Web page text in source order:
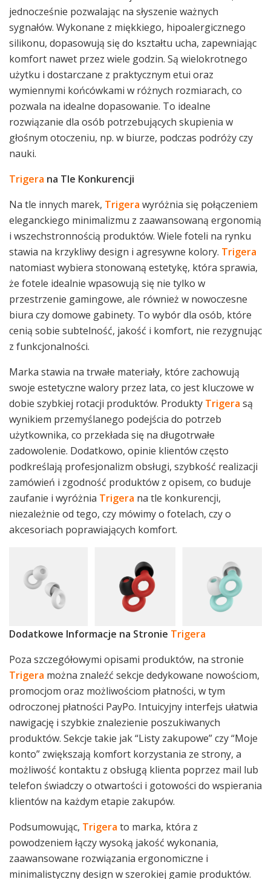
jednocześnie pozwalając na słyszenie ważnych
sygnałów. Wykonane z miękkiego, hipoalergicznego
silikonu, dopasowują się do kształtu ucha, zapewniając
komfort nawet przez wiele godzin. Są wielokrotnego
użytku i dostarczane z praktycznym etui oraz
wymiennymi końcówkami w różnych rozmiarach, co
pozwala na idealne dopasowanie. To idealne
rozwiązanie dla osób potrzebujących skupienia w
głośnym otoczeniu, np. w biurze, podczas podróży czy
nauki.
Trigera na Tle Konkurencji
Na tle innych marek, Trigera wyróżnia się połączeniem
eleganckiego minimalizmu z zaawansowaną ergonomią
i wszechstronnością produktów. Wiele foteli na rynku
stawia na krzykliwy design i agresywne kolory. Trigera
natomiast wybiera stonowaną estetykę, która sprawia,
że fotele idealnie wpasowują się nie tylko w
przestrzenie gamingowe, ale również w nowoczesne
biura czy domowe gabinety. To wybór dla osób, które
cenią sobie subtelność, jakość i komfort, nie rezygnując
z funkcjonalności.
Marka stawia na trwałe materiały, które zachowują
swoje estetyczne walory przez lata, co jest kluczowe w
dobie szybkiej rotacji produktów. Produkty Trigera są
wynikiem przemyślanego podejścia do potrzeb
użytkownika, co przekłada się na długotrwałe
zadowolenie. Dodatkowo, opinie klientów często
podkreślają profesjonalizm obsługi, szybkość realizacji
zamówień i zgodność produktów z opisem, co buduje
zaufanie i wyróżnia Trigera na tle konkurencji,
niezależnie od tego, czy mówimy o fotelach, czy o
akcesoriach poprawiających komfort.
Dodatkowe Informacje na Stronie Trigera
Poza szczegółowymi opisami produktów, na stronie
Trigera można znaleźć sekcje dedykowane nowościom,
promocjom oraz możliwościom płatności, w tym
odroczonej płatności PayPo. Intuicyjny interfejs ułatwia
nawigację i szybkie znalezienie poszukiwanych
produktów. Sekcje takie jak “Listy zakupowe” czy “Moje
konto” zwiększają komfort korzystania ze strony, a
możliwość kontaktu z obsługą klienta poprzez mail lub
telefon świadczy o otwartości i gotowości do wspierania
klientów na każdym etapie zakupów.
Podsumowując, Trigera to marka, która z
powodzeniem łączy wysoką jakość wykonania,
zaawansowane rozwiązania ergonomiczne i
minimalistyczny design w szerokiej gamie produktów.